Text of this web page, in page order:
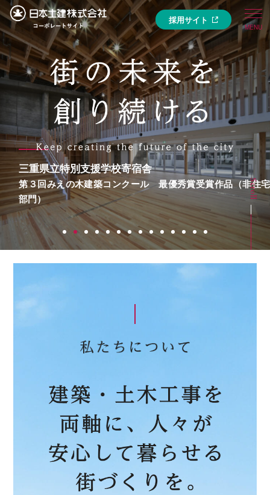
採用サイト
Scroll
三重県立特別支援学校寄宿舎
第３回みえの木建築コンクール 最優秀賞受賞作品（非住宅
部門）